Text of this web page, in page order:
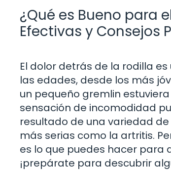
¿Qué es Bueno para
Efectivas y Consejos
El dolor detrás de la rodilla
las edades, desde los más
un pequeño gremlin
sensación de incomodidad
resultado de una variedad
más serias como la artritis.
es lo que puedes hacer para
¡prepárate para descubrir